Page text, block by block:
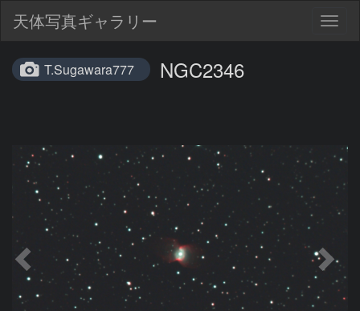
天体写真ギャラリー
T.Sugawara777 NGC2346